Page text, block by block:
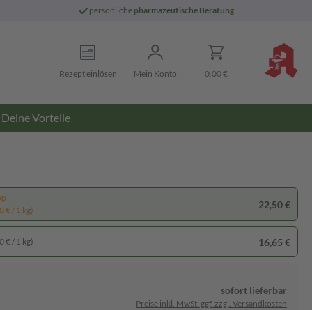
persönliche pharmazeutische Beratung
Rezept einlösen Mein Konto 0,00 €
Deine Vorteile
€ / 1 kg)
22,50 €
€ / 1 kg) 16,65 €
sofort lieferbar
Preise inkl. MwSt. ggf. zzgl. Versandkosten